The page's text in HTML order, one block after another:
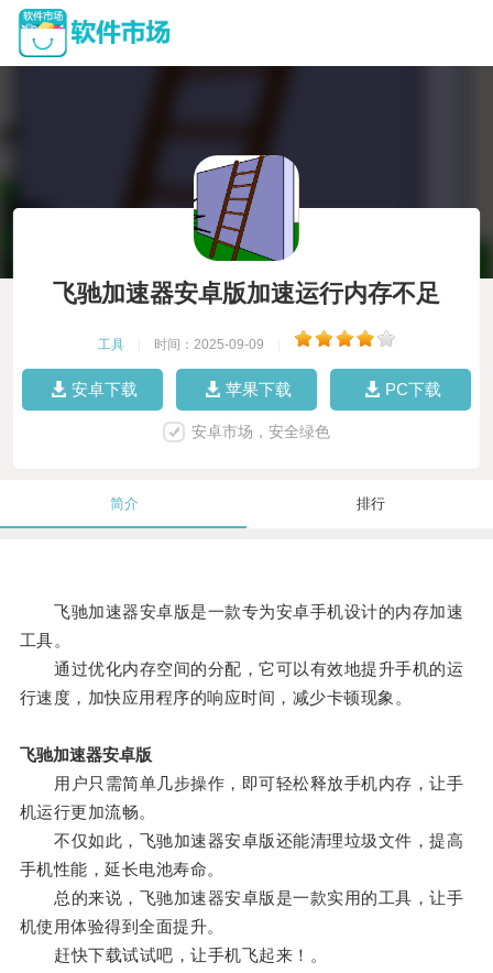
飞驰加速器安卓版加速运行内存不足
工具 时间：2025-09-09
安卓下载 苹果下载 PC下载
安卓市场，安全绿色
简介 排行
飞驰加速器安卓版是一款专为安卓手机设计的内存加速
工具。
通过优化内存空间的分配，它可以有效地提升手机的运
行速度，加快应用程序的响应时间，减少卡顿现象。
飞驰加速器安卓版
用户只需简单几步操作，即可轻松释放手机内存，让手
机运行更加流畅。
不仅如此，飞驰加速器安卓版还能清理垃圾文件，提高
手机性能，延长电池寿命。
总的来说，飞驰加速器安卓版是一款实用的工具，让手
机使用体验得到全面提升。
赶快下载试试吧，让手机飞起来！。